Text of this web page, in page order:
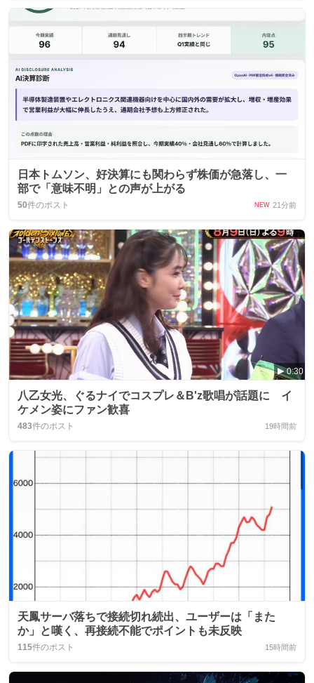
日本トムソン、好決算にも関わらず株価が急落し、一
部で「意味不明」との声が上がる
50件のポスト NEW 21分前
0:30
八乙女光、ぐるナイでコスプレ＆B'z歌唱が話題に イ
ケメン姿にファン歓喜
483件のポスト 19時間前
天鳳サーバ落ちで接続切れ続出、ユーザーは「また
か」と嘆く、再接続不能でポイントも未反映
115件のポスト 15時間前